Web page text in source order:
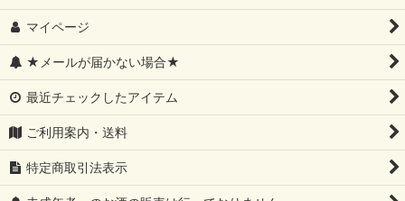
マイページ
★メールが届かない場合★
最近チェックしたアイテム
ご利用案内・送料
特定商取引法表示